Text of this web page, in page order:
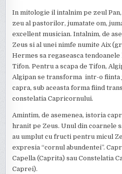
In mitologie il intalnim pe zeul
zeu al pastorilor, jumatate om,
excellent musician. Intalnim, de
Zeus si al unei nimfe numite Aix
Hermes sa regaseasca
Tifon. Pentru a scapa de Tifon,
Algipan se transforma intr-o fiinta
capra, sub aceasta forma fiind
constelatia Capricornului.
Amintim, de asemenea, istoria
hranit pe Zeus. Unul din coarnele
au umplut cu fructi pentru micul
expresia “cornul abundentei”.
Capella (Caprita) sau Constelatia
Caprei).